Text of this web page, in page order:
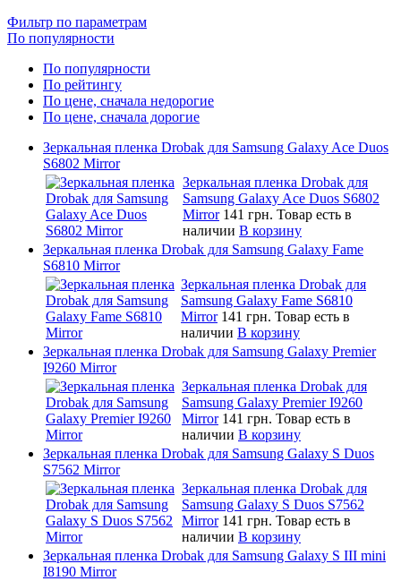
Фильтр по параметрам
По популярности
По популярности
По рейтингу
По цене, сначала недорогие
По цене, сначала дорогие
Зеркальная пленка Drobak для Samsung Galaxy Ace Duos
S6802 Mirror
Зеркальная пленка Drobak для
Samsung Galaxy Ace Duos S6802
Mirror 141 грн. Товар есть в
наличии В корзину
Зеркальная пленка Drobak для Samsung Galaxy Fame
S6810 Mirror
Зеркальная пленка Drobak для
Samsung Galaxy Fame S6810
Mirror 141 грн. Товар есть в
наличии В корзину
Зеркальная пленка Drobak для Samsung Galaxy Premier
I9260 Mirror
Зеркальная пленка Drobak для
Samsung Galaxy Premier I9260
Mirror 141 грн. Товар есть в
наличии В корзину
Зеркальная пленка Drobak для Samsung Galaxy S Duos
S7562 Mirror
Зеркальная пленка Drobak для
Samsung Galaxy S Duos S7562
Mirror 141 грн. Товар есть в
наличии В корзину
Зеркальная пленка Drobak для Samsung Galaxy S III mini
I8190 Mirror